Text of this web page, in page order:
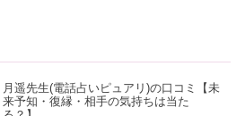
月遥先生(電話占いピュアリ)の口コミ【未
来予知・復縁・相手の気持ちは当た